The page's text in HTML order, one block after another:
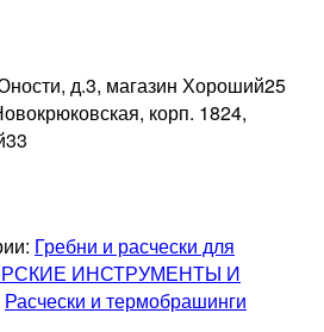
д.3, магазин Хороший25
корп. 1824,
33
Гребни и расчески для
ИНСТРУМЕНТЫ И
Расчески и термобрашинги